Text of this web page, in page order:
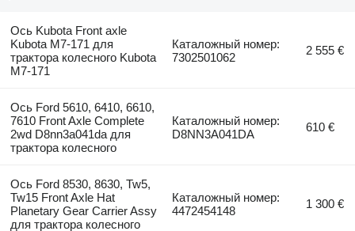
Ось Kubota Front axle
Kubota M7-171 для
трактора колесного Kubota
M7-171
Каталожный номер:
7302501062
2 555 €
Ось Ford 5610, 6410, 6610,
7610 Front Axle Complete
2wd D8nn3a041da для
трактора колесного
Каталожный номер:
D8NN3A041DA
610 €
Ось Ford 8530, 8630, Tw5,
Tw15 Front Axle Hat
Planetary Gear Carrier Assy
для трактора колесного
Каталожный номер:
4472454148
1 300 €